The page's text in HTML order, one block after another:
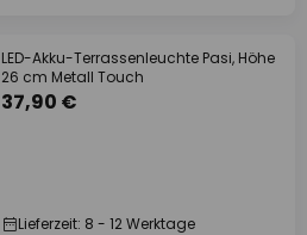
LED-Akku-Terrassenleuchte Pasi, Höhe
26 cm Metall Touch
37,90 €
Lieferzeit: 8 - 12 Werktage